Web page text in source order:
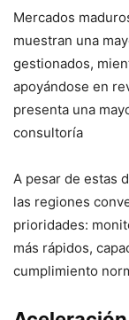
Mercados
muestran una
gestionados,
apoyándose en
presenta una
consultoría
A pesar de estas
las regiones
prioridades:
más rápidos,
cumplimiento